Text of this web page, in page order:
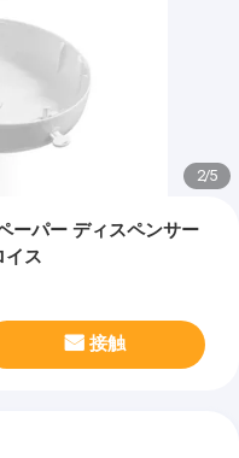
2/5
ーパー ディスペンサー
ス
接触